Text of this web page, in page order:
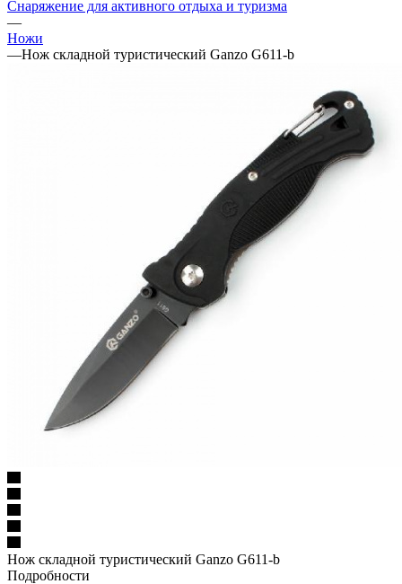
Снаряжение для активного отдыха и туризма
—
Ножи
—Нож складной туристический Ganzo G611-b
Нож складной туристический Ganzo G611-b
Подробности